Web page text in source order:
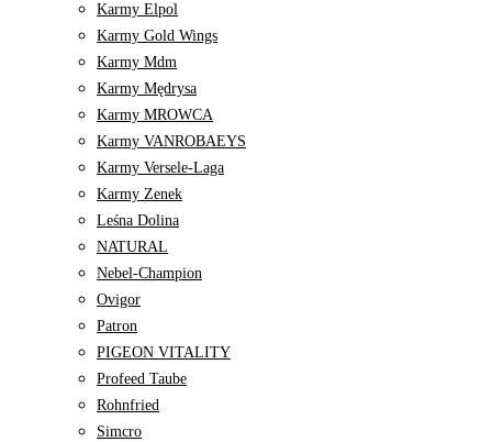
Karmy Elpol
Karmy Gold Wings
Karmy Mdm
Karmy Mędrysa
Karmy MROWCA
Karmy VANROBAEYS
Karmy Versele-Laga
Karmy Zenek
Leśna Dolina
NATURAL
Nebel-Champion
Ovigor
Patron
PIGEON VITALITY
Profeed Taube
Rohnfried
Simcro